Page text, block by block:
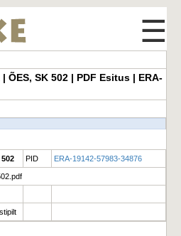
☰
SK 502 | PDF Esitus | ERA-
PID ERA-19142-57983-34876